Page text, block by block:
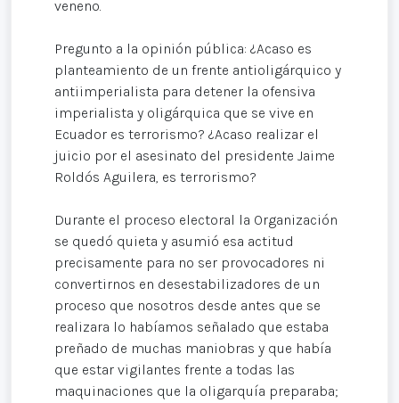
veneno.
Pregunto a la opinión pública: ¿Acaso es
planteamiento de un frente antioligárquico y
antiimperialista para detener la ofensiva
imperialista y oligárquica que se vive en
Ecuador es terrorismo? ¿Acaso realizar el
juicio por el asesinato del presidente Jaime
Roldós Aguilera, es terrorismo?
Durante el proceso electoral la Organización
se quedó quieta y asumió esa actitud
precisamente para no ser provocadores ni
convertirnos en desestabilizadores de un
proceso que nosotros desde antes que se
realizara lo habíamos señalado que estaba
preñado de muchas maniobras y que había
que estar vigilantes frente a todas las
maquinaciones que la oligarquía preparaba;